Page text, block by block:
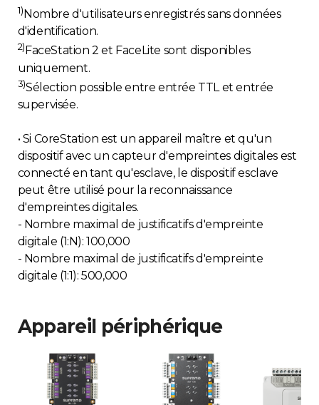
1) Nombre d'utilisateurs enregistrés sans données
d'identification.
2) FaceStation 2 et FaceLite sont disponibles
uniquement.
3)Sélection possible entre entrée TTL et entrée
supervisée.
• Si CoreStation est un appareil maître et qu'un
dispositif avec un capteur d'empreintes digitales est
connecté en tant qu'esclave, le dispositif esclave
peut être utilisé pour la reconnaissance
d'empreintes digitales.
- Nombre maximal de justificatifs d'empreinte
digitale (1:N): 100,000
- Nombre maximal de justificatifs d'empreinte
digitale (1:1): 500,000
Appareil périphérique